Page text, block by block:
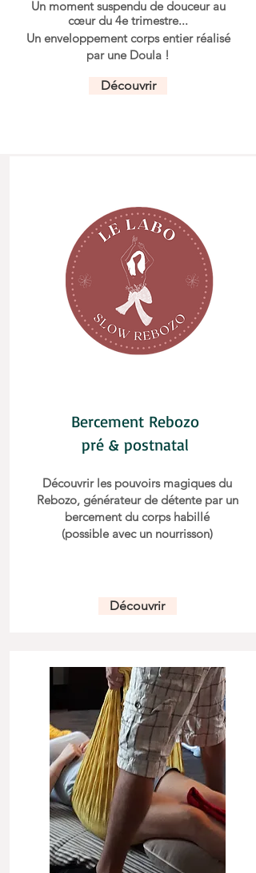
Un moment suspendu de douceur au
cœurdu 4e trimestre...
Un enveloppement corps entier réalisé
par une Doula !
Découvrir
Bercement Rebozo
pré & postnatal
Découvrir les pouvoirs magiques du
Rebozo, générateur de détente par un
bercement du corps habillé
(possible avec un nourrisson)
Découvrir